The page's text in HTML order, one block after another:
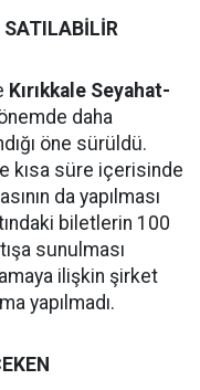
SATILABİLİR
Kırıkkale Seyahat-
daha
öne sürüldü.
kısa süre içerisinde
da yapılması
biletlerin 100
sunulması
ilişkin şirket
yapılmadı.